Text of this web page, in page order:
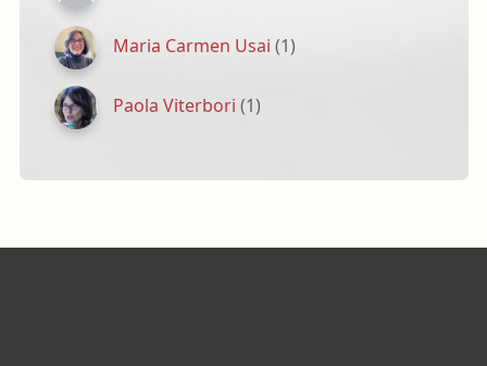
Maria Carmen Usai (1)
Paola Viterbori (1)